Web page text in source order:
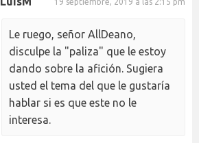
Le ruego, señor AllDeano,
disculpe la "paliza" que le estoy
dando sobre la afición. Sugiera
usted el tema del que le gustaría
hablar si es que este no le
interesa.